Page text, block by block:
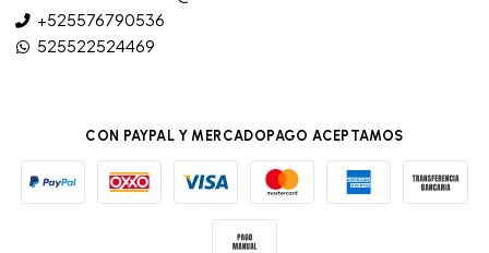
+525576790536
525522524469
CON PAYPAL Y MERCADOPAGO ACEPTAMOS